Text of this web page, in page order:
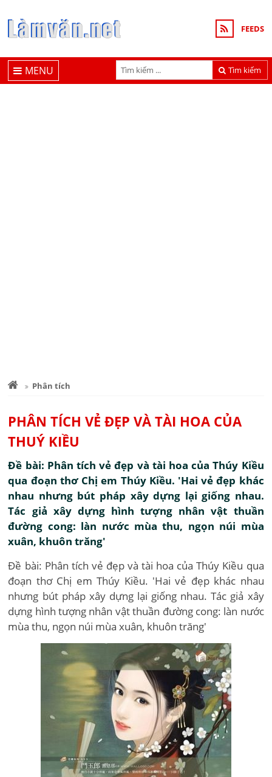
FEEDS
Tìm kiếm
MENU
Phân tích
PHÂN TÍCH VẺ ĐẸP VÀ TÀI HOA CỦA
THUÝ KIỀU
Đề bài: Phân tích vẻ đẹp và tài hoa của Thúy Kiều
qua đoạn thơ Chị em Thúy Kiều. 'Hai vẻ đẹp khác
nhau nhưng bút pháp xây dựng lại giống nhau.
Tác giả xây dựng hình tượng nhân vật thuần
đường cong: làn nước mùa thu, ngọn núi mùa
xuân, khuôn trăng'
Đề bài: Phân tích vẻ đẹp và tài hoa của Thúy Kiều qua
đoạn thơ Chị em Thúy Kiều. 'Hai vẻ đẹp khác nhau
nhưng bút pháp xây dựng lại giống nhau. Tác giả xây
dựng hình tượng nhân vật thuần đường cong: làn nước
mùa thu, ngọn núi mùa xuân, khuôn trăng'